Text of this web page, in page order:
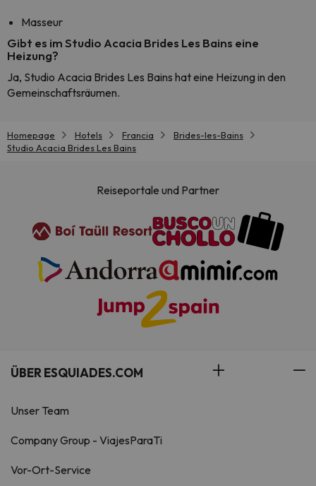
Masseur
Gibt es im Studio Acacia Brides Les Bains eine
Heizung?
Ja, Studio Acacia Brides Les Bains hat eine Heizung in den
Gemeinschaftsräumen.
Homepage Hotels Francia
Brides-les-Bains
Studio Acacia Brides Les Bains
Reiseportale und Partner
ÜBER ESQUIADES.COM
Unser Team
Company Group - ViajesParaTi
Vor-Ort-Service